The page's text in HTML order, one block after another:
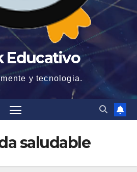
Educativo
y tecnologia.
saludable